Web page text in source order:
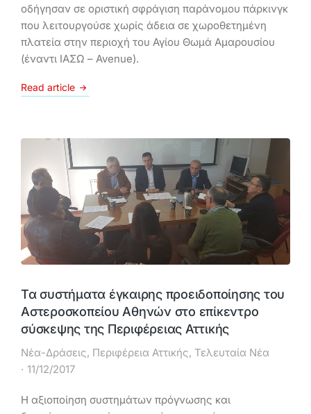
οδήγησαν σε οριστική σφράγιση παράνομου πάρκινγκ
που λειτουργούσε χωρίς άδεια σε χωροθετημένη
πλατεία στην περιοχή του Αγίου Θωμά Αμαρουσίου
(έναντι ΙΑΣΩ – Avenue).
Read article
Τα συστήματα έγκαιρης προειδοποίησης του
Αστεροσκοπείου Αθηνών στο επίκεντρο
σύσκεψης της Περιφέρειας Αττικής
Νέα-Δράσεις, Περιφέρεια Αττικής, Τελευταία Νέα
11/12/2017
Η αξιοποίηση συστημάτων πρόγνωσης και